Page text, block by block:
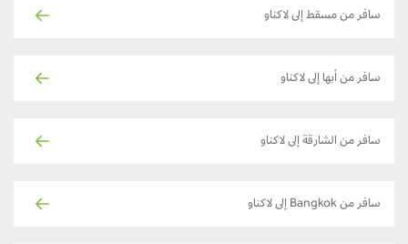
سافر من مسقط إلى لاكناو
سافر من أبها إلى لاكناو
سافر من الشارقة إلى لاكناو
سافر من Bangkok إلى لاكناو